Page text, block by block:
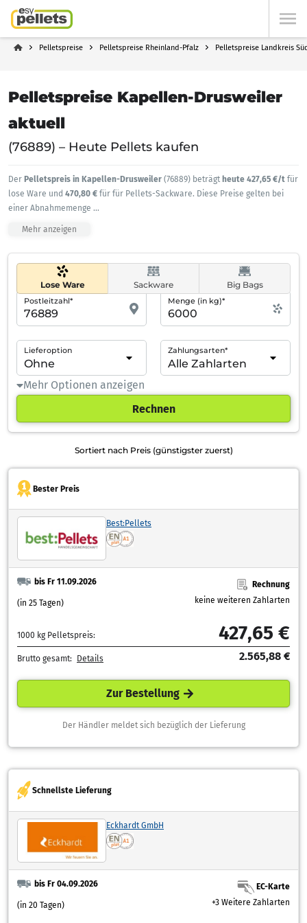
Pelletspreise Pelletspreise Rheinland-Pfalz Pelletspreise Landkreis
Pelletspreise Kapellen-Drusweiler
aktuell
(76889) – Heute Pellets kaufen
Der Pelletspreis in Kapellen-Drusweiler (76889) beträgt heute 427,65 €/t für
lose Ware und 470,80 € für für Pellets-Sackware. Diese Preise gelten bei
einer Abnahmemenge ...
Mehr anzeigen
Lose Ware Sackware Big Bags
Postleitzahl* Menge (in kg)*
Lieferoption Zahlungsarten*
Mehr Optionen anzeigen
Rechnen
Sortiert nach Preis (günstigster zuerst)
Bester Preis
Best:Pellets
bis Fr 11.09.2026
(in 25 Tagen)
Rechnung
keine weiteren Zahlarten
1000 kg Pelletspreis: 427,65 €
Brutto gesamt: Details 2.565,88 €
Zur Bestellung
Der Händler meldet sich bezüglich der Lieferung
Schnellste Lieferung
Eckhardt GmbH
bis Fr 04.09.2026
(in 20 Tagen)
EC-Karte
+3 Weitere Zahlarten